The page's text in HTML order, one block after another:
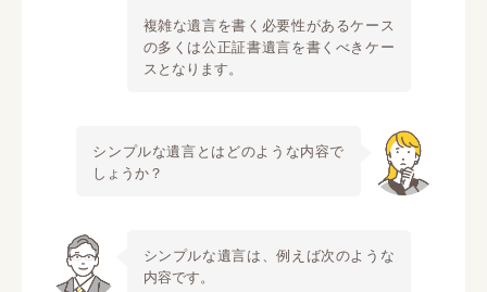
複雑な遺言を書く必要性があるケース
の多くは公正証書遺言を書くべきケー
スとなります。
シンプルな遺言とはどのような内容で
しょうか？
シンプルな遺言は、例えば次のような
内容です。